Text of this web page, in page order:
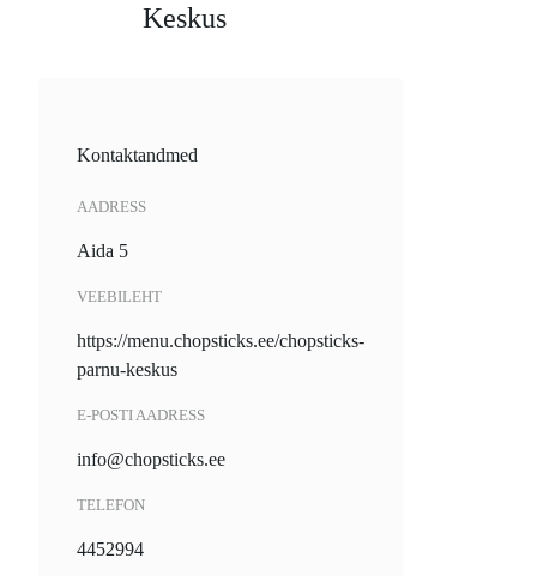
Keskus
Kontaktandmed
AADRESS
Aida 5
VEEBILEHT
https://menu.chopsticks.ee/chopsticks-
parnu-keskus
E-POSTI AADRESS
info@chopsticks.ee
TELEFON
4452994